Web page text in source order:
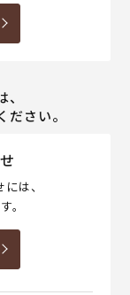
さい。
は、
。